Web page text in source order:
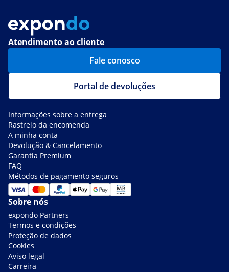
Atendimento ao cliente
Fale conosco
Portal de devoluções
Informações sobre a entrega
Rastreio da encomenda
A minha conta
Devolução & Cancelamento
Garantia Premium
FAQ
Métodos de pagamento seguros
Sobre nós
expondo Partners
Termos e condições
Proteção de dados
Cookies
Aviso legal
Carreira